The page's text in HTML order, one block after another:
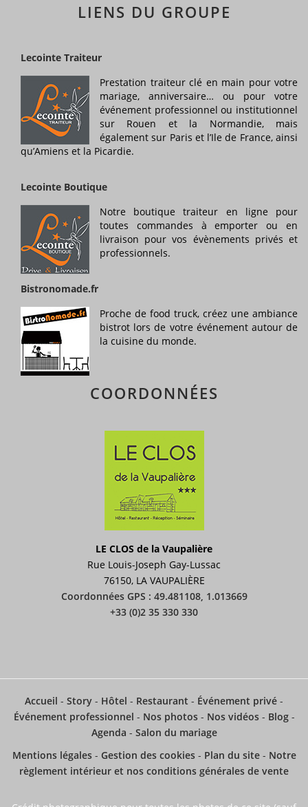
LIENS DU GROUPE
Lecointe Traiteur
Prestation traiteur clé en main pour votre
mariage, anniversaire… ou pour votre
événement professionnel ou institutionnel
sur Rouen et la Normandie, mais
également sur Paris et l’Ile de France, ainsi
qu’Amiens et la Picardie.
Lecointe Boutique
Notre boutique traiteur en ligne pour
toutes commandes à emporter ou en
livraison pour vos évènements privés et
professionnels.
Bistronomade.fr
Proche de food truck, créez une ambiance
bistrot lors de votre événement autour de
la cuisine du monde.
COORDONNÉES
LE CLOS de la Vaupalière
Rue Louis-Joseph Gay-Lussac
76150, LA VAUPALIÈRE
Coordonnées GPS : 49.481108, 1.013669
+33 (0)2 35 330 330
Accueil - Story - Hôtel - Restaurant - Événement privé -
Événement professionnel - Nos photos - Nos vidéos - Blog -
Agenda - Salon du mariage
Mentions légales - Gestion des cookies - Plan du site - Notre
règlement intérieur et nos conditions générales de vente